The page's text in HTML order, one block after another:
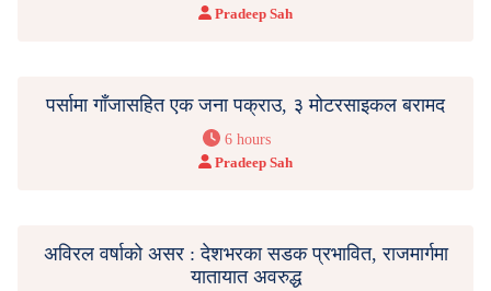
Pradeep Sah
पर्सामा गाँजासहित एक जना पक्राउ, ३ मोटरसाइकल बरामद
6 hours
Pradeep Sah
अविरल वर्षाको असर : देशभरका सडक प्रभावित, राजमार्गमा
यातायात अवरुद्ध